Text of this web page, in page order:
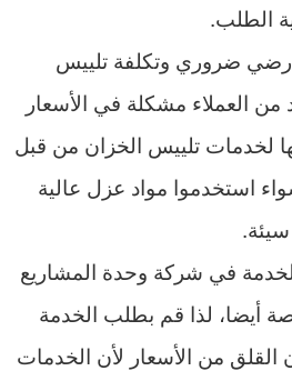
الطلب.
ضروري وتكلفة تلييس
من العملاء مشكلة في الأسعار
لخدمات تلييس الخزان من قبل
استخدموا مواد عزل عالية
في شركة وحدة المشاريع
أيضا، لذا قم بطلب الخدمة
القلق من الأسعار لأن الخدمات